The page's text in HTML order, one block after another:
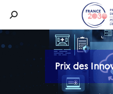
Recherche
:
Prix desVous